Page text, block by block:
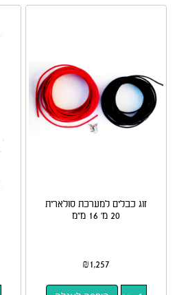
זוג כבלים למערכת סולארית
20 מ' 16 מ"מ
₪1,257